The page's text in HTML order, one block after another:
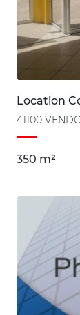
Location
41100
350 m²